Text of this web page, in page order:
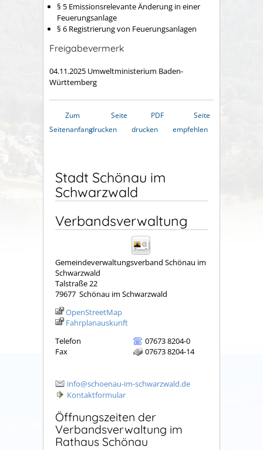
§ 5 Emissionsrelevante Änderung in einer
Feuerungsanlage
§ 6 Registrierung von Feuerungsanlagen
Freigabevermerk
04.11.2025 Umweltministerium Baden-
Württemberg
Zum
Seitenanfang
Seite
drucken
PDF
drucken
Seite
empfehlen
Stadt Schönau im
Schwarzwald
Verbandsverwaltung
Gemeindeverwaltungsverband Schönau im
Schwarzwald
Talstraße 22
79677 Schönau im Schwarzwald
OpenStreetMap
Fahrplanauskunft
Telefon
07673 8204-0
Fax
07673 8204-14
info@schoenau-im-schwarzwald.de
Kontaktformular
Öffnungszeiten der
Verbandsverwaltung im
Rathaus Schönau